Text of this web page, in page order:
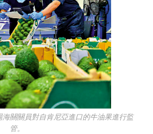
關關員對自肯尼亞進口的牛油果進行監
管。